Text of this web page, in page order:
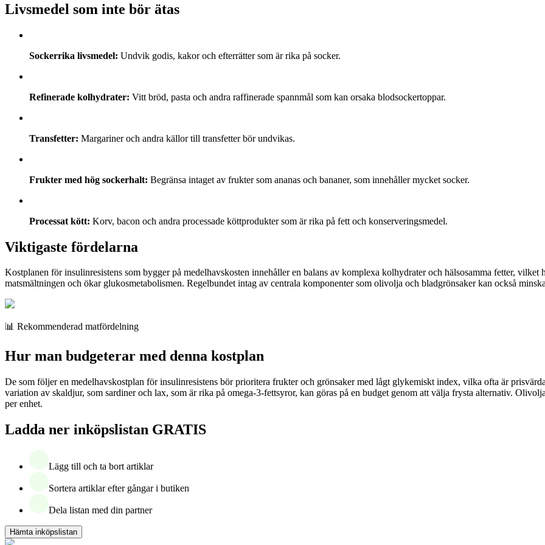
Livsmedel som inte bör ätas
Sockerrika livsmedel: Undvik godis, kakor och efterrätter som är rika på socker.
Refinerade kolhydrater: Vitt bröd, pasta och andra raffinerade spannmål som kan orsaka blodsockertoppar.
Transfetter: Margariner och andra källor till transfetter bör undvikas.
Frukter med hög sockerhalt: Begränsa intaget av frukter som ananas och bananer, som innehåller mycket socker.
Processat kött: Korv, bacon och andra processade köttprodukter som är rika på fett och konserveringsmedel.
Viktigaste fördelarna
Kostplanen för insulinresistens som bygger på medelhavskosten innehåller en balans av komplexa kolhydrater och hälsosamma fetter,
matsmältningen och ökar glukosmetabolismen. Regelbundet intag av centrala komponenter som olivolja och bladgrönsaker kan också
📊 Rekommenderad matfördelning
Hur man budgeterar med denna kostplan
De som följer en medelhavskostplan för insulinresistens bör prioritera frukter och grönsaker med lågt glykemiskt index, vilka ofta är
variation av skaldjur, som sardiner och lax, som är rika på omega-3-fettsyror, kan göras på en budget genom att välja frysta alternativ.
per enhet.
Ladda ner inköpslistan GRATIS
Lägg till och ta bort artiklar
Sortera artiklar efter gångar i butiken
Dela listan med din partner
Hämta inköpslistan